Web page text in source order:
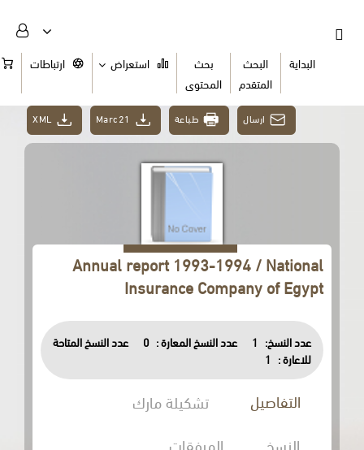
البحث
بحث
المحتوى
استعراض ارتباطات السلة
ارسال طباعة Marc21
Annual report 1993-1994 / National
Insurance Company of Egypt
عدد النسخ: 1 عدد النسخ المعارة : 0
عدد النسخ المتاحة
للاعارة :
1
التفاصيل
تشكيلة مارك
المرفقات